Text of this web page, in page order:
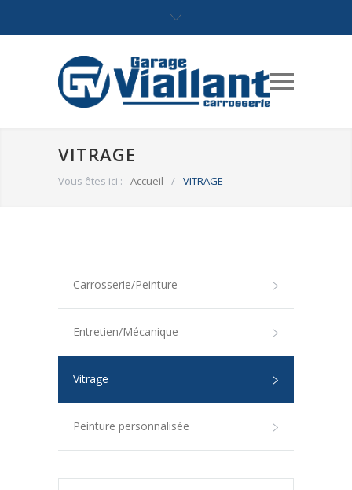
VITRAGE
Vous êtes ici : Accueil / VITRAGE
Carrosserie/Peinture
Entretien/Mécanique
Vitrage
Peinture personnalisée